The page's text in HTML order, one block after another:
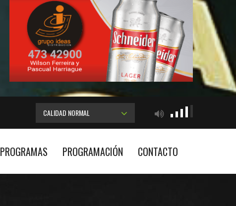
CALIDAD NORMAL
PROGRAMAS PROGRAMACIÓN CONTACTO